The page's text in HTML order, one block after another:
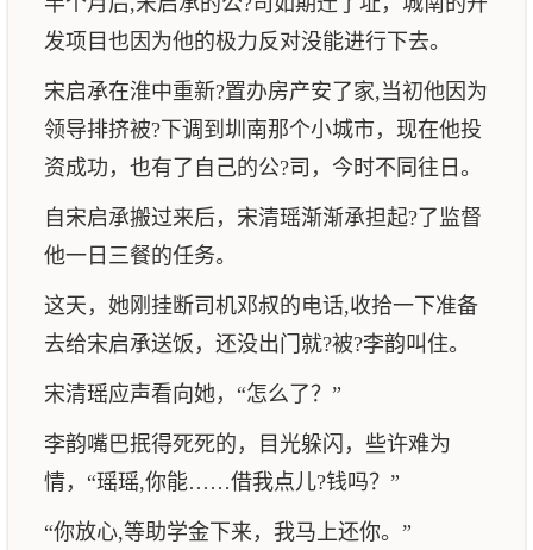
发项目也因为他的极力反对没能进行下去。
宋启承在淮中重新?置办房产安了家,当初他因为
领导排挤被?下调到圳南那个小城市，现在他投
资成功，也有了自己的公?司，今时不同往日。
自宋启承搬过来后，宋清瑶渐渐承担起?了监督
他一日三餐的任务。
这天，她刚挂断司机邓叔的电话,收拾一下准备
去给宋启承送饭，还没出门就?被?李韵叫住。
宋清瑶应声看向她，“怎么了？”
李韵嘴巴抿得死死的，目光躲闪，些许难为
情，“瑶瑶,你能……借我点儿?钱吗？”
“你放心,等助学金下来，我马上还你。”